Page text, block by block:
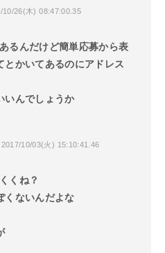
10/26(木) 08:47:00.35
るんだけど簡単応募から表
とかいてあるのにアドレス
いんでしょうか
2017/10/03(火) 15:10:41.46
くね？
くないんだよな